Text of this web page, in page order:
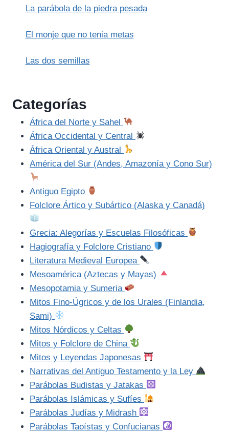
La parábola de la piedra pesada
El monje que no tenia metas
Las dos semillas
Categorías
África del Norte y Sahel
África Occidental y Central
África Oriental y Austral
América del Sur (Andes, Amazonía y Cono Sur)
Antiguo Egipto
Folclore Ártico y Subártico (Alaska y Canadá)
Grecia: Alegorías y Escuelas Filosóficas
Hagiografía y Folclore Cristiano
Literatura Medieval Europea
Mesoamérica (Aztecas y Mayas)
Mesopotamia y Sumeria
Mitos Fino-Úgricos y de los Urales (Finlandia,
Sami)
Mitos Nórdicos y Celtas
Mitos y Folclore de China
Mitos y Leyendas Japonesas
Narrativas del Antiguo Testamento y la Ley
Parábolas Budistas y Jatakas
Parábolas Islámicas y Sufíes
Parábolas Judías y Midrash
Parábolas Taoístas y Confucianas